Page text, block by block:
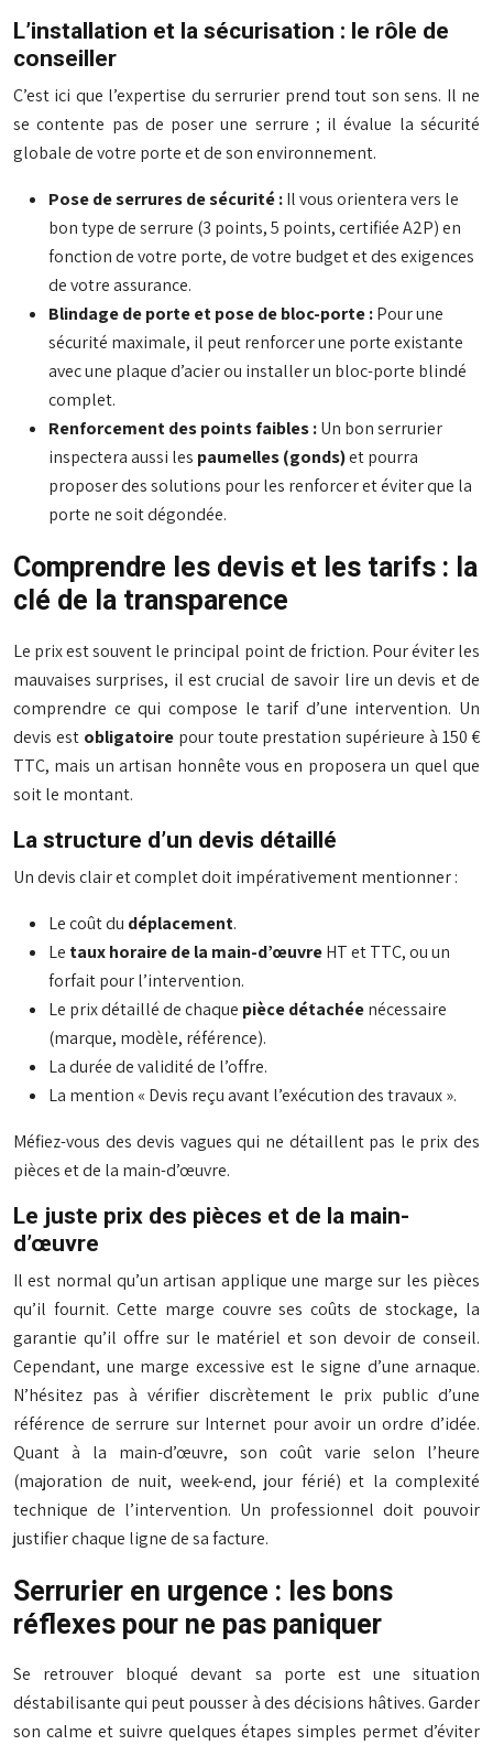
L’installation et la sécurisation : le rôle de
conseiller
C’est ici que l’expertise du serrurier prend tout son sens. Il ne
se contente pas de poser une serrure ; il évalue la sécurité
globale de votre porte et de son environnement.
Pose de serrures de sécurité :Il vous orientera vers le
bon type de serrure (3 points, 5 points, certifiée A2P) en
fonction de votre porte, de votre budget et des exigences
de votre assurance.
Blindage de porte et pose de bloc-porte :Pour une
sécurité maximale, il peut renforcer une porte existante
avec une plaque d’acier ou installer un bloc-porte blindé
complet.
Renforcement des points faibles :Un bon serrurier
inspectera aussi les paumelles (gonds)et pourra
proposer des solutions pour les renforcer et éviter que la
porte ne soit dégondée.
Comprendre les devis et les tarifs : la
clé de la transparence
Le prix est souvent le principal point de friction. Pour éviter les
mauvaises surprises, il est crucial de savoir lire un devis et de
comprendre ce qui compose le tarif d’une intervention. Un
devis est obligatoirepour toute prestation supérieure à 150 €
TTC, mais un artisan honnête vous en proposera un quel que
soit le montant.
La structure d’un devis détaillé
Un devis clair et complet doit impérativement mentionner :
Le coût du déplacement.
Le taux horaire de la main-d’œuvreHT et TTC, ou un
forfait pour l’intervention.
Le prix détaillé de chaque pièce détachéenécessaire
(marque, modèle, référence).
La durée de validité de l’offre.
La mention « Devis reçu avant l’exécution des travaux ».
Méfiez-vous des devis vagues qui ne détaillent pas le prix des
pièces et de la main-d’œuvre.
Le juste prix des pièces et de la main-
d’œuvre
Il est normal qu’un artisan applique une marge sur les pièces
qu’il fournit. Cette marge couvre ses coûts de stockage, la
garantie qu’il offre sur le matériel et son devoir de conseil.
Cependant, une marge excessive est le signe d’une arnaque.
N’hésitez pas à vérifier discrètement le prix public d’une
référence de serrure sur Internet pour avoir un ordre d’idée.
Quant à la main-d’œuvre, son coût varie selon l’heure
(majoration de nuit, week-end, jour férié) et la complexité
technique de l’intervention. Un professionnel doit pouvoir
justifier chaque ligne de sa facture.
Serrurier en urgence : les bons
réflexes pour ne pas paniquer
Se retrouver bloqué devant sa porte est une situation
déstabilisante qui peut pousser à des décisions hâtives. Garder
son calme et suivre quelques étapes simples permet d’éviter